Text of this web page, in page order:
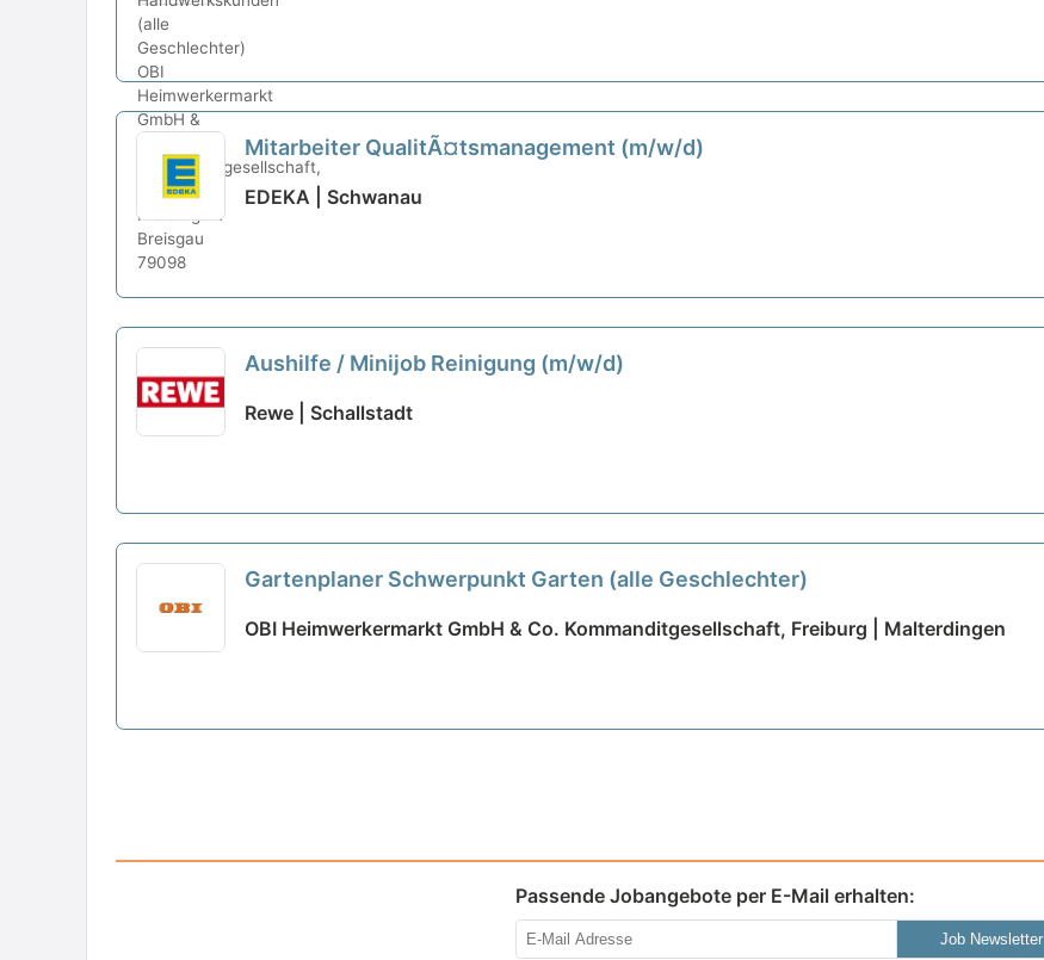
Mitarbeiter QualitÃ¤tsmanagement (m/w/d)
EDEKA | Schwanau
Aushilfe / Minijob Reinigung (m/w/d)
Rewe | Schallstadt
Gartenplaner Schwerpunkt Garten (alle Geschlechter)
OBI Heimwerkermarkt GmbH & Co. Kommanditgesellschaft, Freiburg | Malterdingen
Passende Jobangebote per E-Mail erhalten:
Job Newsletter